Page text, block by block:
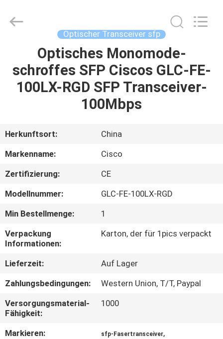
HAUSE
VIDEOS
UNS
WERKSBESICHTIGUNG
QUALITÄTSKONTROLLE
KONTAKT
UNS
Ltd..
Optischer Transceiver sfp
Optisches Monomode-
schroffes SFP Ciscos GLC-FE-
100LX-RGD SFP Transceiver-
100Mbps
Herkunftsort:
China
Markenname:
Cisco
Zertifizierung:
CE
Modellnummer:
GLC-FE-100LX-RGD
Min Bestellmenge:
1
Verpackung
Informationen:
Karton, der für 1pics verpackt
Lieferzeit:
Auf Lager
Zahlungsbedingungen:
Western Union, T/T, Paypal
Versorgungsmaterial-
Fähigkeit:
1000
Markieren: sfp-Fasertransceiver,